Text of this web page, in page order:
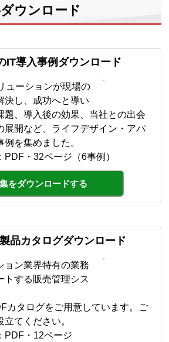
ウンロード
IT導入事例ダウンロード
ューションが現場の
決し、成功へと導い
題、導入後の効果、当社との出会
展開など、ライフデザイン・アパ
を集めました。
PDF・32ページ（6事例）
をダウンロードする
品カタログダウンロード
ョン業界特有の業務
トする販売管理シス
カタログをご用意しています。ご
てください。
PDF・12ページ